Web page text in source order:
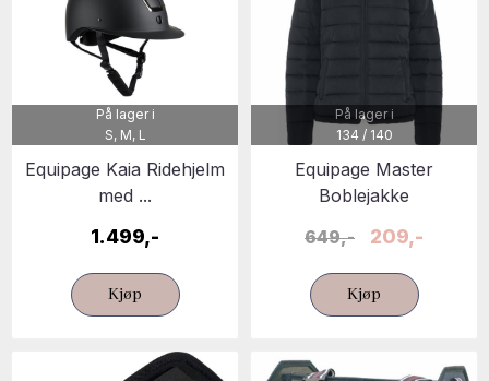
På lager i
S, M, L
Equipage Kaia Ridehjelm
med ...
1.499,-
Kjøp
På lager i
134 / 140
Equipage Master
Boblejakke
649,-
209,-
Kjøp